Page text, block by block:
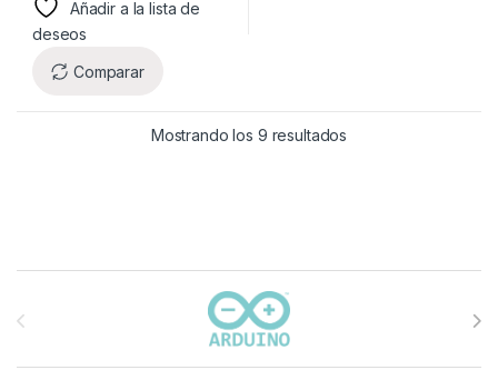
Añadir a la lista de
deseos
Comparar
Mostrando los 9 resultados
Carrusel de marcas